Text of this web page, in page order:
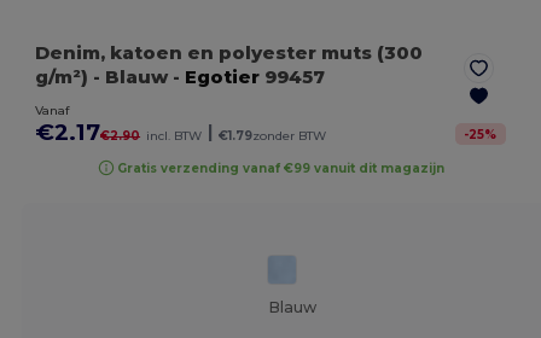
Denim, katoen en polyester muts (300
g/m²) - Blauw - Egotier 99457
Vanaf
€2.17€2.90 incl. BTW | €1.79zonder BTW -25%
Gratis verzending vanaf €99 vanuit dit magazijn
Blauw